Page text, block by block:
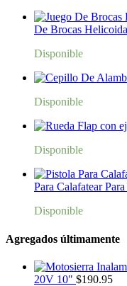
De Brocas
Disponible
Disponible
Disponible
Para Calafatear
Disponible
Agregados últimamente
20V 10" $190.95